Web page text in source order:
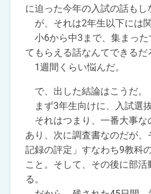
に迫った今年の入試の話もし
が、それは2年生以下には関
小6から中3まで、集まった
てもらえる話なんてできるだ
1週間くらい悩んだ。
で、出した結論はこうだ。
まず3年生向けに、入試選
それはつまり、一番大事な
あり、次に調査書なのだが
記録の評定」すなわち9教科
こと。そして、その後に部
る。